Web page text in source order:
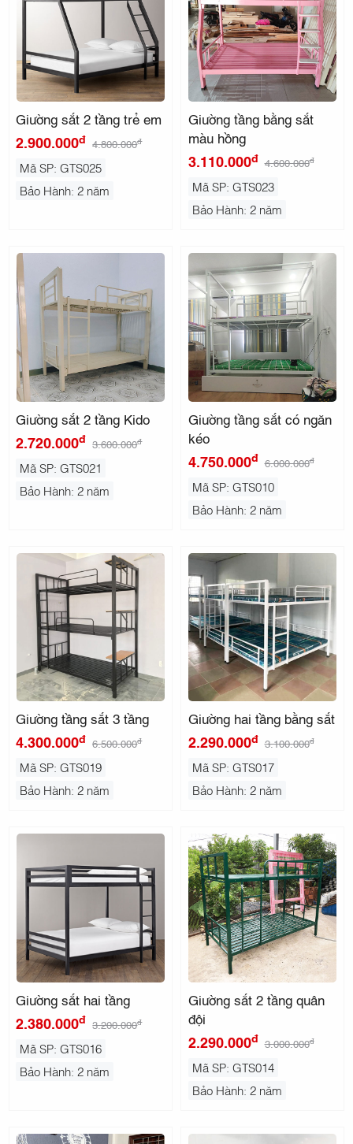
Giường sắt 2 tầng trẻ em
2.900.000đ 4.800.000đ
Mã SP: GTS025
Bảo Hành: 2 năm
Giường tầng bằng sắt
màu hồng
3.110.000đ 4.600.000đ
Mã SP: GTS023
Bảo Hành: 2 năm
Giường sắt 2 tầng Kido
2.720.000đ 3.600.000đ
Mã SP: GTS021
Bảo Hành: 2 năm
Giường tầng sắt có ngăn
kéo
4.750.000đ 6.000.000đ
Mã SP: GTS010
Bảo Hành: 2 năm
Giường tầng sắt 3 tầng
4.300.000đ 6.500.000đ
Mã SP: GTS019
Bảo Hành: 2 năm
Giường hai tầng bằng sắt
2.290.000đ 3.100.000đ
Mã SP: GTS017
Bảo Hành: 2 năm
Giường sắt hai tầng
2.380.000đ 3.200.000đ
Mã SP: GTS016
Bảo Hành: 2 năm
Giường sắt 2 tầng quân
đội
2.290.000đ 3.000.000đ
Mã SP: GTS014
Bảo Hành: 2 năm